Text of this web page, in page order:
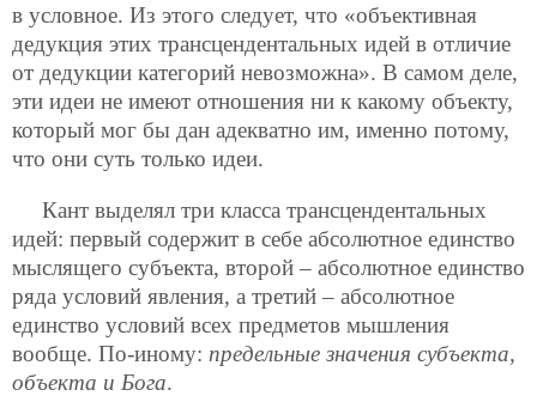
в условное. Из этого следует, что «объективная
дедукция этих трансцендентальных идей в отличие
от дедукции категорий невозможна». В самом деле,
эти идеи не имеют отношения ни к какому объекту,
который мог бы дан адекватно им, именно потому,
что они суть только идеи.
Кант выделял три класса трансцендентальных
идей: первый содержит в себе абсолютное единство
мыслящего субъекта, второй – абсолютное единство
ряда условий явления, а третий – абсолютное
единство условий всех предметов мышления
вообще. По-иному: предельные значения субъекта,
объекта и Бога.